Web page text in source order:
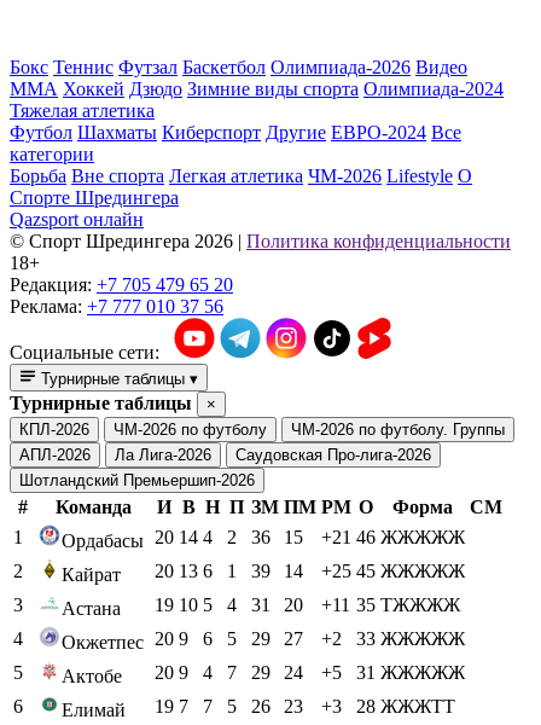
Бокс Теннис Футзал Баскетбол Олимпиада-2026 Видео
ММА Хоккей Дзюдо Зимние виды спорта Олимпиада-2024
Тяжелая атлетика
Футбол Шахматы Киберспорт Другие ЕВРО-2024 Все
категории
Борьба Вне спорта Легкая атлетика ЧМ-2026 Lifestyle О
Спорте Шредингера
Qazsport онлайн
© Cпорт Шредингера 2026 | Политика конфиденциальности
18+
Редакция: +7 705 479 65 20
Реклама: +7 777 010 37 56
Социальные сети:
Турнирные таблицы ▾
Турнирные таблицы
×
КПЛ-2026
ЧМ-2026 по футболу
ЧМ-2026 по футболу. Группы
АПЛ-2026
Ла Лига-2026
Саудовская Про-лига-2026
Шотландский Премьершип-2026
# Команда И В Н П ЗМ ПМ РМ О Форма
СМ
1
Ордабасы 20 14 4 2 36 15 +21 46 ЖЖЖЖЖ
2
Кайрат 20 13 6 1 39 14 +25 45 ЖЖЖЖЖ
3
Астана 19 10 5 4 31 20 +11 35 ТЖЖЖЖ
4
Окжетпес 20 9 6 5 29 27 +2 33 ЖЖЖЖЖ
5
Актобе 20 9 4 7 29 24 +5 31 ЖЖЖЖЖ
6
Елимай 19 7 7 5 26 23 +3 28 ЖЖЖТТ